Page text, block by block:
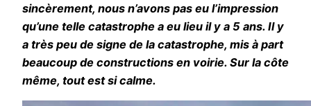
sincèrement, nous n’avons pas eu l’impression
qu’une telle catastrophe a eu lieu il y a 5 ans. Il y
a très peu de signe de la catastrophe, mis à part
beaucoup de constructions en voirie. Sur la côte
même, tout est si calme.